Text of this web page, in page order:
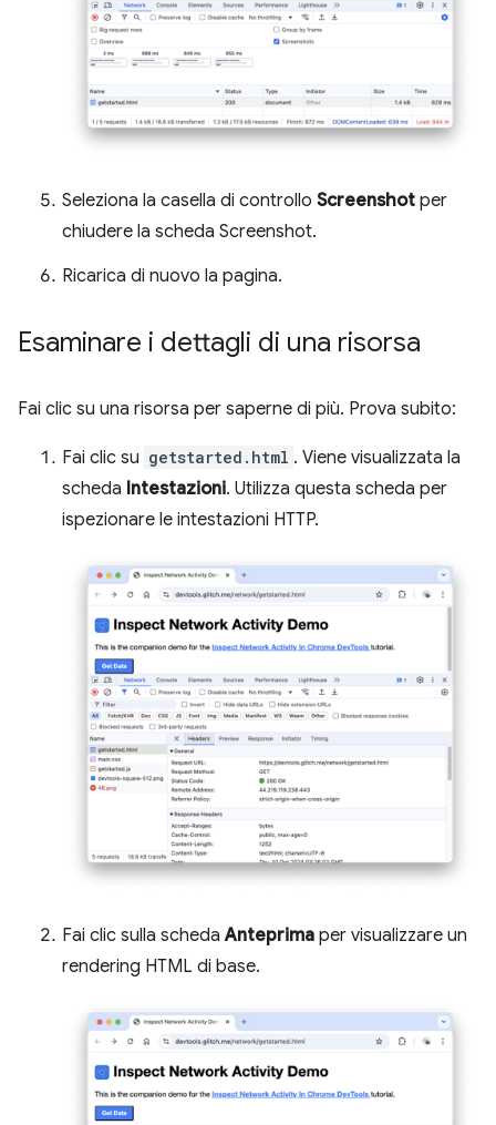
Seleziona la casella di controllo Screenshot per
chiudere la scheda Screenshot.
Ricarica di nuovo la pagina.
Esaminare i dettagli di una risorsa
Fai clic su una risorsa per saperne di più. Prova subito:
Fai clic su getstarted.html . Viene visualizzata la
scheda Intestazioni. Utilizza questa scheda per
ispezionare le intestazioni HTTP.
Fai clic sulla schedaAnteprima per visualizzare un
rendering HTML di base.